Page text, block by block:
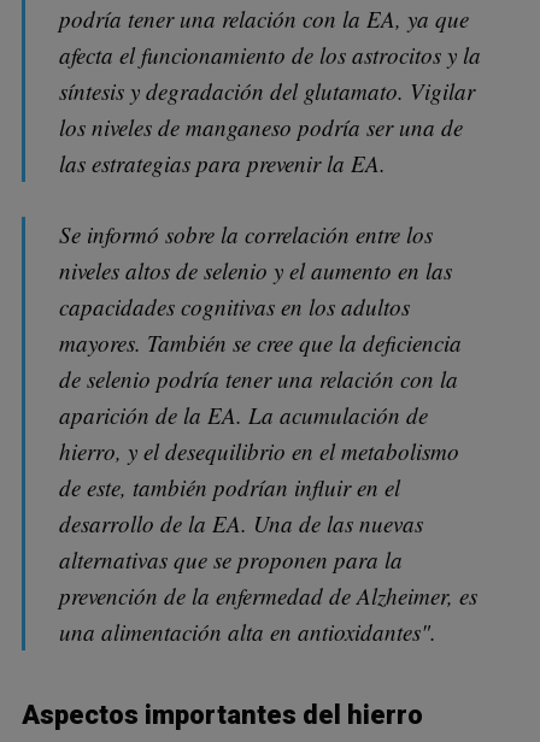
podría tener una relación con la EA, ya que
afecta el funcionamiento de los astrocitos y la
síntesis y degradación del glutamato. Vigilar
los niveles de manganeso podría ser una de
las estrategias para prevenir la EA.
Se informó sobre la correlación entre los
niveles altos de selenio y el aumento en las
capacidades cognitivas en los adultos
mayores. También se cree que la deficiencia
de selenio podría tener una relación con la
aparición de la EA. La acumulación de
hierro, y el desequilibrio en el metabolismo
de este, también podrían influir en el
desarrollo de la EA. Una de las nuevas
alternativas que se proponen para la
prevención de la enfermedad de Alzheimer, es
una alimentación alta en antioxidantes".
Aspectos importantes del hierro